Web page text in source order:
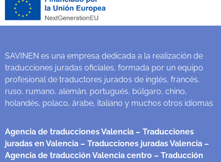
SAVINEN es una empresa dedicada a la realización de
traducciones juradas oficiales, formada por un equipo
profesional de traductores jurados de inglés, francés,
ruso, rumano, alemán, portugués, búlgaro, chino,
holandés, polaco, árabe, italiano y muchos otros idiomas
Agencia de traducciones Valencia – Traducciones
juradas en Valencia – Traducciones juradas Valencia –
Agencia de traducción Valencia centro – Traducción